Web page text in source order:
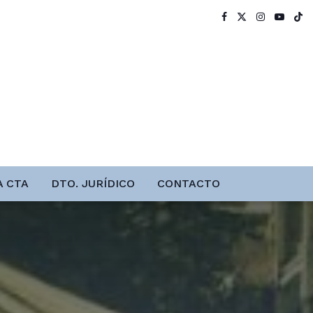
CTA DTO. JURÍDICO CONTACTO